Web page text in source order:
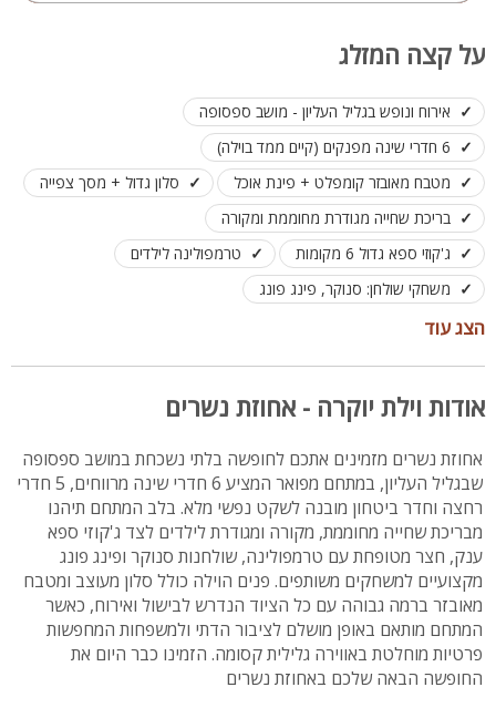
על קצה המזלג
אירוח ונופש בגליל העליון - מושב ספסופה
6 חדרי שינה מפנקים (קיים ממד בוילה)
מטבח מאובזר קומפלט + פינת אוכל
סלון גדול + מסך צפייה
בריכת שחייה מגודרת מחוממת ומקורה
ג'קוזי ספא גדול 6 מקומות
טרמפולינה לילדים
משחקי שולחן: סנוקר, פינג פונג
פינת מנגל מקצועית - לא בשבת
לנופש, ימי כיף ואירוח. לינה עד 20 אורחים
הצג עוד
אודות וילת יוקרה - אחוזת נשרים
אחוזת נשרים מזמינים אתכם לחופשה בלתי נשכחת במושב ספסופה
שבגליל העליון, במתחם מפואר המציע 6 חדרי שינה מרווחים, 5 חדרי
רחצה וחדר ביטחון מובנה לשקט נפשי מלא. בלב המתחם תיהנו
מבריכת שחייה מחוממת, מקורה ומגודרת לילדים לצד ג'קוזי ספא
ענק, חצר מטופחת עם טרמפולינה, שולחנות סנוקר ופינג פונג
מקצועיים למשחקים משותפים. פנים הוילה כולל סלון מעוצב ומטבח
מאובזר ברמה גבוהה עם כל הציוד הנדרש לבישול ואירוח, כאשר
המתחם מותאם באופן מושלם לציבור הדתי ולמשפחות המחפשות
פרטיות מוחלטת באווירה גלילית קסומה. הזמינו כבר היום את
החופשה הבאה שלכם באחוזת נשרים